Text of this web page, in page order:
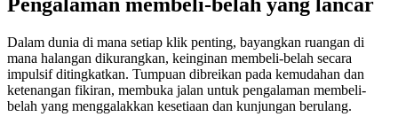
Dalam dunia di mana setiap klik penting, bayangkan ruangan di
mana halangan dikurangkan, keinginan membeli-belah secara
impulsif ditingkatkan. Tumpuan dibreikan pada kemudahan dan
ketenangan fikiran, membuka jalan untuk pengalaman membeli-
belah yang menggalakkan kesetiaan dan kunjungan berulang.